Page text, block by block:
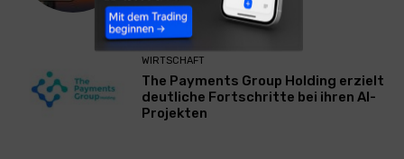
WIRTSCHAFT
The Payments Group Holding erzielt
deutliche Fortschritte bei ihren AI-
Projekten